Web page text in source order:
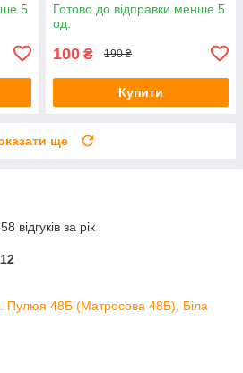
5
Готово до відправки менше 5
од.
100 ₴ 190 ₴
Купити
ще
відгуків за рік
Пулюя 48Б (Матросова 48Б), Біла